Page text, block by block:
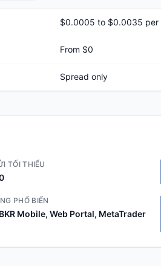
From $0
Spread only
TỐI THIỂU
PHỔ BIẾN
Mobile, Web Portal, MetaTrader